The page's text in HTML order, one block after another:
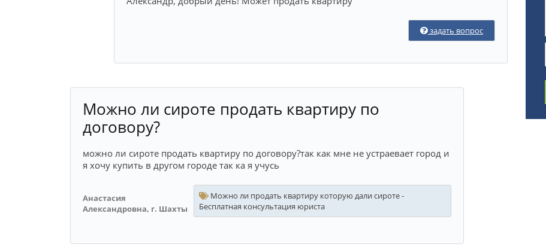
задать вопрос
Можно ли сироте продать квартиру по
договору?
можно ли сироте продать квартиру по договору?так как мне не устраевает город и
я хочу купить в другом городе так ка я учусь
Анастасия
Александровна, г. Шахты
Можно ли продать квартиру которую дали сироте -
Бесплатная консультация юриста